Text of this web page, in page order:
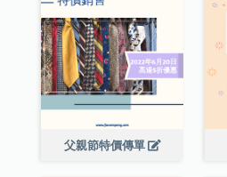
父親節特價傳單